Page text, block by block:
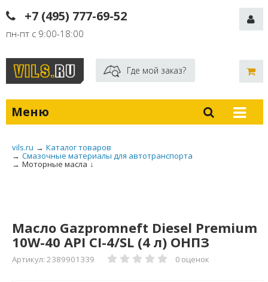
+7 (495) 777-69-52
пн-пт с 9:00-18:00
Где мой заказ?
Меню
vils.ru → Каталог товаров
→ Смазочные материалы для автотранспорта
→ Моторные масла ↓
Масло Gazpromneft Diesel Premium
10W-40 API CI-4/SL (4 л) ОНПЗ
Артикул: 2389901339 0 оценок